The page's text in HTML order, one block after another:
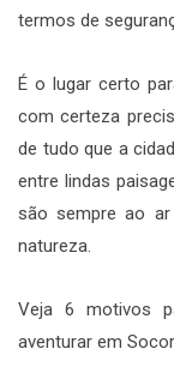
termos de
É o lugar certo
com certeza
de tudo que a
entre lindas
são sempre ao
natureza.
Veja 6 motivos
aventurar em